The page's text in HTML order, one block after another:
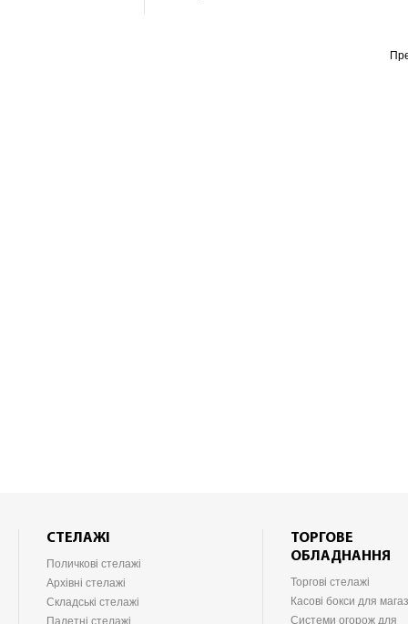
СТЕЛАЖІ
Поличкові стелажі
Архівні стелажі
Складські стелажі
Палетні стелажі
ТОРГОВЕ
ОБЛАДНАННЯ
Торгові стелажі
Касові бокси для
Системи огорож для